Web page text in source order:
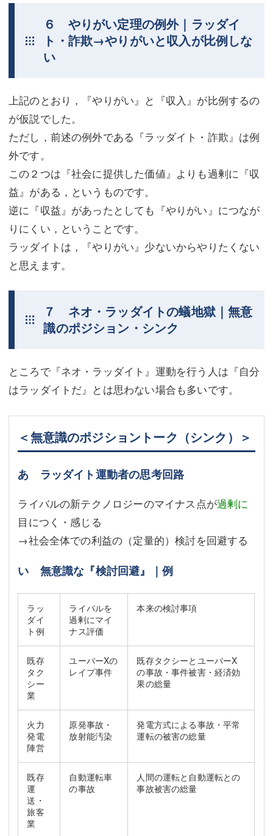
６ やりがい定理の例外｜ラッダイ
ト・詐欺→やりがいと収入が比例しな
い
上記のとおり，『やりがい』と『収入』が比例するの
が仮説でした。
ただし，前述の例外である『ラッダイト・詐欺』は例
外です。
この２つは『社会に提供した価値』よりも過剰に『収
益』がある，というものです。
逆に『収益』があったとしても『やりがい』につなが
りにくい，ということです。
ラッダイトは，『やりがい』少ないからやりたくない
と思えます。
７ ネオ・ラッダイトの蟻地獄｜無意
識のポジション・シンク
ところで『ネオ・ラッダイト』運動を行う人は『自分
はラッダイトだ』とは思わない場合も多いです。
＜無意識のポジショントーク（シンク）＞
あ ラッダイト運動者の思考回路
ライバルの新テクノロジーのマイナス点が過剰に
目につく・感じる
→社会全体での利益の（定量的）検討を回避する
い 無意識な『検討回避』｜例
ラッ
ダイ
ト例
ライバルを
過剰にマイ
ナス評価
本来の検討事項
既存
タク
シー
業
ユーバーXの
レイプ事件
既存タクシーとユーバーX
の事故・事件被害・経済効
果の総量
火力
発電
陣営
原発事故・
放射能汚染
発電方式による事故・平常
運転の被害の総量
既存
運
送・
旅客
業
自動運転車
の事故
人間の運転と自動運転との
事故被害の総量